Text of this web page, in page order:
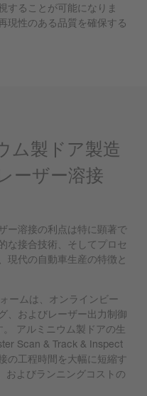
することが可能になりま
現性のある品質を確保する
ム製ドア製造
ーザー溶接
ー溶接の利点は特に顕著で
な接合技術、そしてプロセ
現代の自動車生産の特徴と
ームは、オンラインビー
、およびレーザー出力制御
アルミニウム製ドアの生
Scan & Track & Inspect
の工程時間を大幅に短縮す
およびランニングコストの